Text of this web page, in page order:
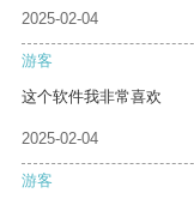
2025-02-04
游客
这个软件我非常喜欢
2025-02-04
游客